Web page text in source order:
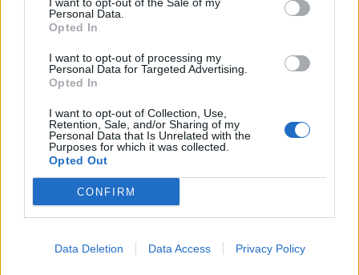
Personal Data.
Opted In
I want to opt-out of processing my
Personal Data for Targeted Advertising.
Opted In
I want to opt-out of Collection, Use,
Retention, Sale, and/or Sharing of my
Personal Data that Is Unrelated with the
Purposes for which it was collected.
Opted Out
CONFIRM
Data Deletion Data Access Privacy Policy